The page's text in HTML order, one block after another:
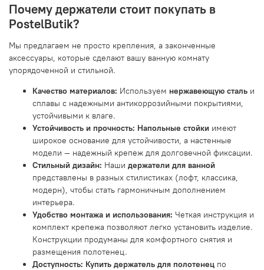
Почему держатели стоит покупать в
PostelButik?
Мы предлагаем не просто крепления, а законченные
аксессуары, которые сделают вашу ванную комнату
упорядоченной и стильной.
Качество материалов: Используем нержавеющую сталь и
сплавы с надежными антикоррозийными покрытиями,
устойчивыми к влаге.
Устойчивость и прочность: Напольные стойки имеют
широкое основание для устойчивости, а настенные
модели — надежный крепеж для долговечной фиксации.
Стильный дизайн: Наши держатели для ванной
представлены в разных стилистиках (лофт, классика,
модерн), чтобы стать гармоничным дополнением
интерьера.
Удобство монтажа и использования: Четкая инструкция и
комплект крепежа позволяют легко установить изделие.
Конструкции продуманы для комфортного снятия и
размещения полотенец.
Доступность: Купить держатель для полотенец по